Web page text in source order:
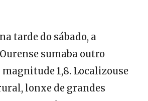
tarde do sábado, a
sumaba outro
1,8. Localizouse
lonxe de grandes